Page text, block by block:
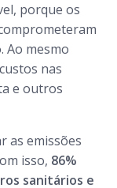
porque os
Ao mesmo
nas
e outros
as emissões
isso, 86%
sanitários e